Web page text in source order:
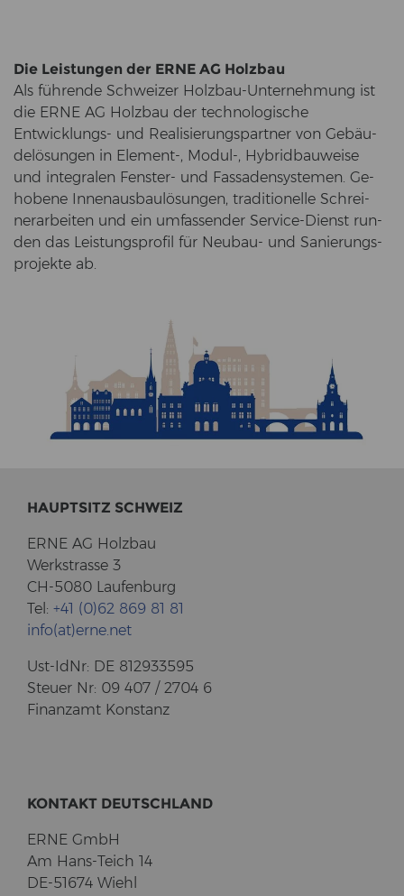
Die Leis­tun­gen der ERNE AG Holz­bau
Als füh­ren­de Schwei­zer Holzbau-​Unternehmung ist
die ERNE AG Holz­bau der tech­no­lo­gi­sche
Entwicklungs-​ und Rea­li­sie­rungs­part­ner von Ge­bäu­
de­lö­sun­gen in Element-​, Modul-​, Hy­brid­bau­wei­se
und in­te­gra­len Fenster-​ und Fas­sa­den­sys­te­men. Ge­
ho­be­ne In­nen­aus­bau­lö­sun­gen, tra­di­tio­nel­le Schrei­
ner­ar­bei­ten und ein um­fas­sen­der Service-​Dienst run­
den das Leis­tungs­pro­fil für Neubau-​ und Sa­nie­rungs­
pro­jek­te ab.
HAUPT­SITZ SCHWEIZ
ERNE AG Holz­bau
Werk­stras­se 3
CH-5080 Lau­fen­burg
Tel: +41 (0)62 869 81 81
info(at)erne.net
Ust-​IdNr: DE 812933595
Steu­er Nr: 09 407 / 2704 6
Fi­nanz­amt Kon­stanz
KON­TAKT DEUTSCH­LAND
ERNE GmbH
Am Hans-​Teich 14
DE-51674 Wiehl